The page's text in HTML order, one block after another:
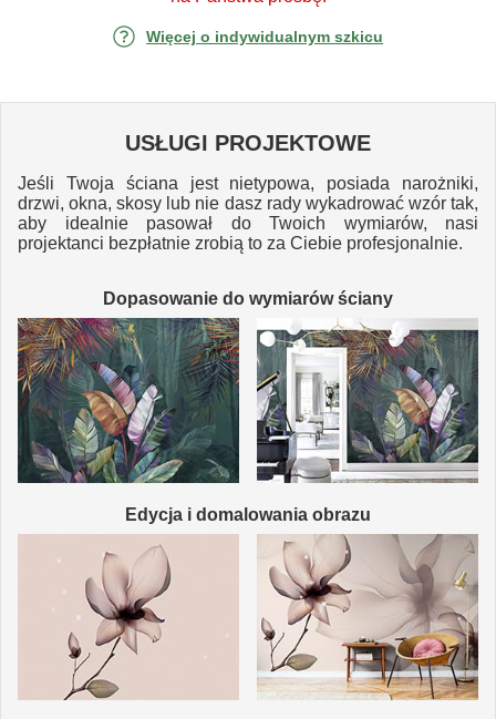
Więcej o indywidualnym szkicu
USŁUGI PROJEKTOWE
Jeśli Twoja ściana jest nietypowa, posiada narożniki,
drzwi, okna, skosy lub nie dasz rady wykadrować wzór tak,
aby idealnie pasował do Twoich wymiarów, nasi
projektanci bezpłatnie zrobią to za Ciebie profesjonalnie.
Dopasowanie do wymiarów ściany
Edycja i domalowania obrazu